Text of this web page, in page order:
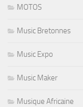
MOTOS
Music Bretonnes
Music Expo
Music Maker
Musique Africaine